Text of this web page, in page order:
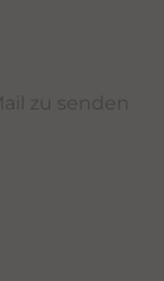
zu senden